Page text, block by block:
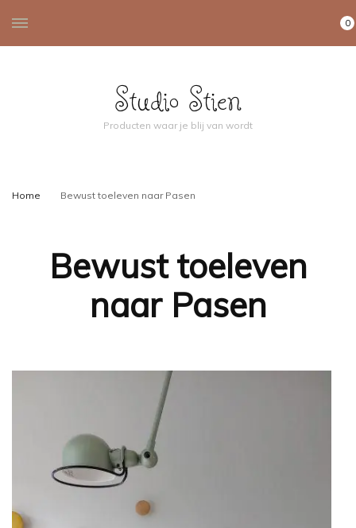
0
Studio Stien
Producten waar je blij van wordt
Home Bewust toeleven naar Pasen
Bewust toeleven
naar Pasen